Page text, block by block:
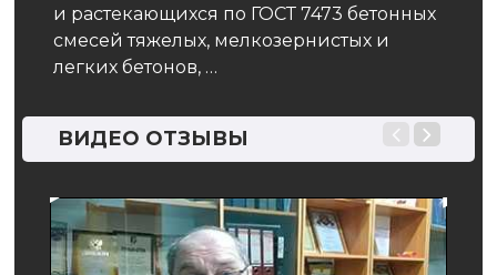
и растекающихся по ГОСТ 7473 бетонных
смесей тяжелых, мелкозернистых и
легких бетонов, …
ВИДЕО ОТЗЫВЫ